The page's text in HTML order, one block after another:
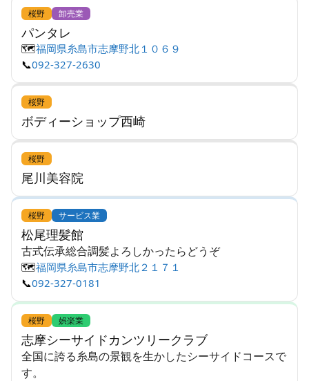
桜野 卸売業
パンタレ
🗺️福岡県糸島市志摩野北１０６９
📞092-327-2630
桜野
ボディーショップ西崎
桜野
尾川美容院
桜野 サービス業
松尾理髪館
古式伝承総合調髪よろしかったらどうぞ
🗺️福岡県糸島市志摩野北２１７１
📞092-327-0181
桜野 娯楽業
志摩シーサイドカンツリークラブ
全国に誇る糸島の景観を生かしたシーサイドコースで
す。